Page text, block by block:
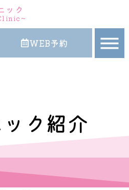
ック
WEB予約
ク紹介